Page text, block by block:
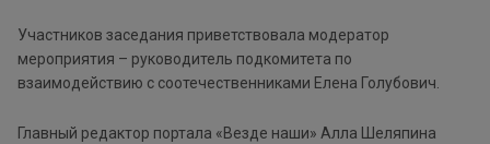
Участников заседания приветствовала модератор
мероприятия – руководитель подкомитета по
взаимодействию с соотечественниками Елена Голубович.
Главный редактор портала «Везде наши» Алла Шеляпина